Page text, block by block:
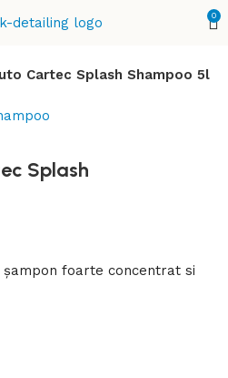
0
Cartec Splash Shampoo 5l
Splash
șampon foarte concentrat si